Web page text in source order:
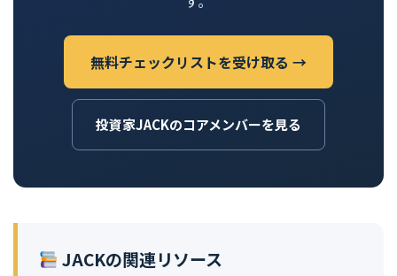
無料チェックリストを受け取る →
投資家JACKのコアメンバーを見る
JACKの関連リソース